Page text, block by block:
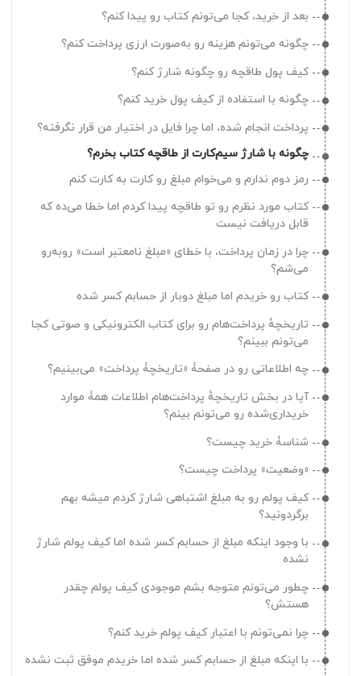
چرا کد ورود دریافت نمی‌کنم؟
رمز عبورم رو فراموش کردم
چطور برای حسابم رمز عبور تعیین کنم؟
ایمیل یا شماره‌تلفنم رو چگونه می‌تونم تغییر بدم؟
حذف حساب کاربری چگونه است؟
خروج از حساب کاربری چگونه است؟
حداکثر روی چند دستگاه می‌تونم به حسابم دسترسی داشته
اگه مشترکاً با دوستان یا اعضای خانوادم از یک حساب کاربری
تصویر آواتار خودم رو چطور می‌تونم انتخاب کنم؟
چطور می‌تونم از بخش کنج‌کاو استفاده کنم؟
چطور می‌تونم عنوان‌ کتاب‌هایی که دوست دارم به طاقچه
اضافه بشن رو پیشنهاد بدم؟
چطور می‌تونم واحد قیمت رو تغییر بدم؟
چطور می‌تونم اعلانات طاقچه رو غیرفعال کنم؟
چطور می‌تونم به طاقچه اجازه دسترسی به فایل‌های شخصی
رو بدم؟
الان به شماره موبایل/ایمیلی که باهاش حساب ساختم
چقدر فرصت دارم تا از هدیه دعوت از دوستان استفاده کنم؟
دوستم رو به طاقچه دعوت کردم چطور می‌تونم از هدیه‌اش
استفاده کنم؟
دوستم رو به طاقچه دعوت کردم چه زمانی هدیه‌ام رو
می‌گیرم؟
بخش دعوت از دوستان چه کاربردی داره؟
چرا با وجود اینکه دوستم رو به طاقچه دعوت کردم هدیه‌ام رو
بعد از خرید، کجا می‌تونم کتاب رو پیدا کنم؟
چگونه می‌تونم هزینه رو به‌صورت ارزی پرداخت کنم؟
کیف پول طاقچه رو چگونه شارژ کنم؟
چگونه با استفاده از کیف پول خرید کنم؟
پرداخت انجام شده، اما چرا فایل در اختیار من قرار نگرفته؟
چگونه با شارژ سیم‌کارت از طاقچه کتاب بخرم؟
رمز دوم ندارم و می‌خوام مبلغ رو کارت به کارت کنم
کتاب مورد نظرم رو تو طاقچه پیدا کردم اما خطا می‌ده که
قابل دریافت نیست
چرا در زمان پرداخت، با خطای «مبلغ نامعتبر است» روبه‌رو
می‌شم؟
کتاب رو خریدم اما مبلغ دوبار از حسابم کسر شده
تاریخچه‌ٔ پرداخت‌هام رو برای کتاب الکترونیکی و صوتی کجا
می‌تونم ببینم؟
چه اطلاعاتی رو در صفحۀ «تاریخچۀ پرداخت» می‌بینیم؟
آیا در بخش تاریخچهٔ پرداخت‌هام اطلاعات همۀ موارد
خریداری‌شده‌‌ رو می‌تونم بینم؟
شناسۀ خرید چیست؟
«وضعیت» پرداخت‌ چیست؟
کیف پولم رو به مبلغ اشتباهی شارژ کردم میشه بهم
برگردونید؟
با وجود اینکه مبلغ از حسابم کسر شده اما کیف پولم شارژ
نشده
چطور می‌تونم متوجه بشم موجودی کیف پولم چقدر
هستش؟
چرا نمی‌تونم با اعتبار کیف پولم خرید کنم؟
با اینکه مبلغ از حسابم کسر شده اما خریدم موفق ثبت نشده